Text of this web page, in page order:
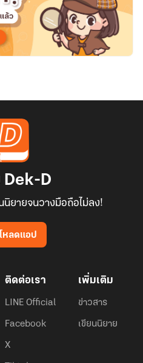
Dek-D
ยายจนวางมือถือไม่ลง!
หลดแอป
ติดต่อเรา
LINE Official
Facebook
X
เพิ่มเติม
ข่าวสาร
เขียนนิยาย